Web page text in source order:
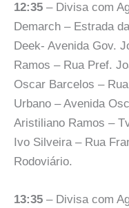
12:35 – Divisa com
Demarch – Estrada
Deek- Avenida Gov.
Ramos – Rua Pref.
Oscar Barcelos –
Urbano – Avenida
Aristiliano Ramos –
Ivo Silveira – Rua
Rodoviário.
13:35 – Divisa com